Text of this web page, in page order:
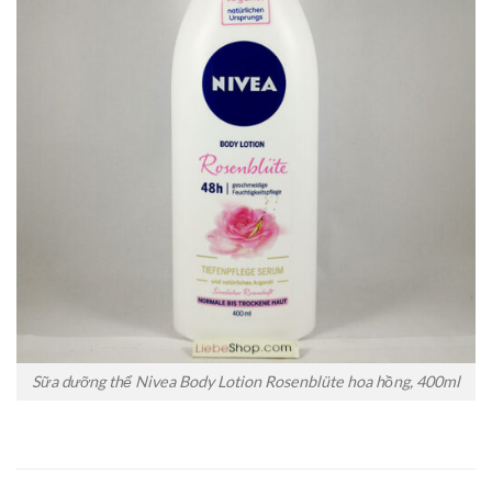
Sữa dưỡng thể Nivea Body Lotion Rosenblüte hoa hồng, 400ml